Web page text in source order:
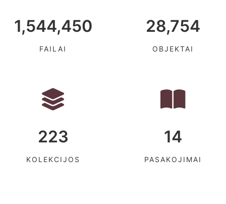
1,544,450
FAILAI
28,754
OBJEKTAI
223
KOLEKCIJOS
14
PASAKOJIMAI